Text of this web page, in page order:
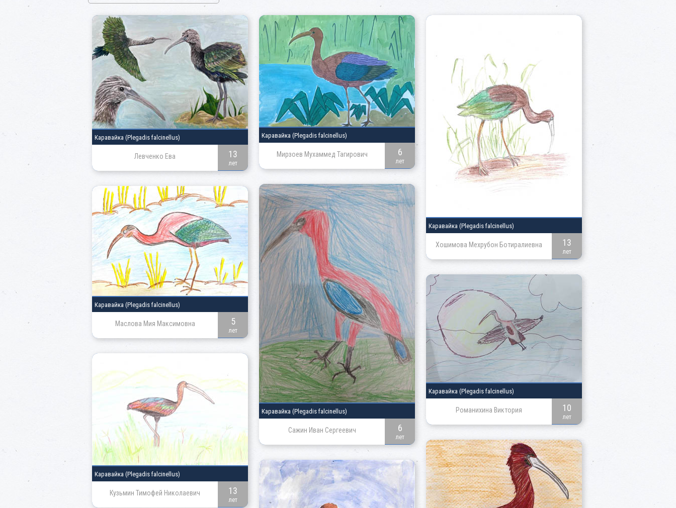
Каравайка (Plegadis falcinellus)
Левченко Ева 13
лет
Каравайка (Plegadis falcinellus)
Мирзоев Мухаммед Тагирович 6
лет
Каравайка (Plegadis falcinellus)
Хошимова Мехрубон Ботиралиевна 13
лет
Каравайка (Plegadis falcinellus)
Сажин Иван Сергеевич 6
лет
Каравайка (Plegadis falcinellus)
Маслова Мия Максимовна 5
лет
Каравайка (Plegadis falcinellus)
Романихина Виктория 10
лет
Каравайка (Plegadis falcinellus)
Кузьмин Тимофей Николаевич 13
лет